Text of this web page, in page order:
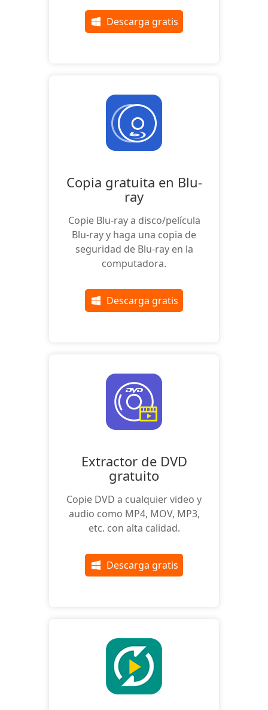
Descarga gratis
Copia gratuita en Blu-
ray
Copie Blu-ray a disco/película
Blu-ray y haga una copia de
seguridad de Blu-ray en la
computadora.
Descarga gratis
Extractor de DVD
gratuito
Copie DVD a cualquier video y
audio como MP4, MOV, MP3,
etc. con alta calidad.
Descarga gratis